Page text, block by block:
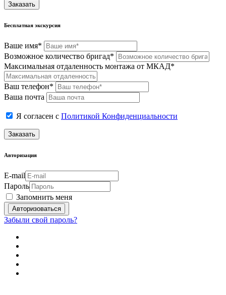
Заказать
Бесплатная экскурсия
Ваше имя*
Возможное количество бригад*
Максимальная отдаленность монтажа от МКАД*
Ваш телефон*
Ваша почта
Я согласен с Политикой Конфиденциальности
Заказать
Авторизация
E-mail
Пароль
Запомнить меня
Забыли свой пароль?